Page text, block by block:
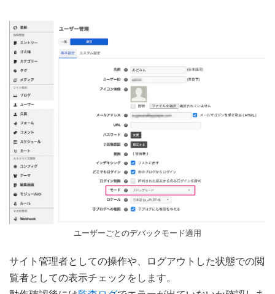
ユーザーごとのデバックモード適用
サイト管理者としての操作や、ログアウトした状態での閲
覧者としての表示チェックをします。